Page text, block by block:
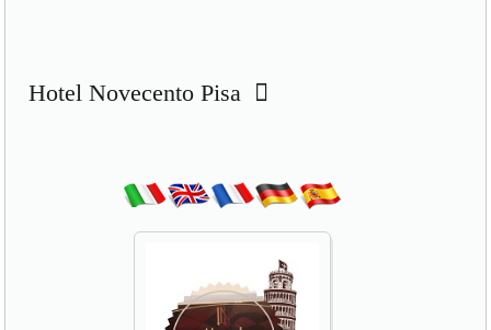
Hotel Novecento Pisa